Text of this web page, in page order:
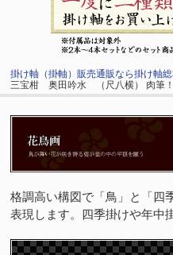
掛け軸（掛軸）販売通販なら掛け軸
三宝柑 奥田吟水 （尺八横） 肉筆！
格調高い構図で「鳥」と「四
表現します。四季掛けや年中